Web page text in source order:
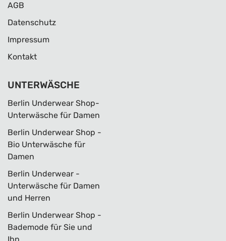
AGB
Datenschutz
Impressum
Kontakt
UNTERWÄSCHE
Berlin Underwear Shop-
Unterwäsche für Damen
Berlin Underwear Shop -
Bio Unterwäsche für
Damen
Berlin Underwear -
Unterwäsche für Damen
und Herren
Berlin Underwear Shop -
Bademode für Sie und